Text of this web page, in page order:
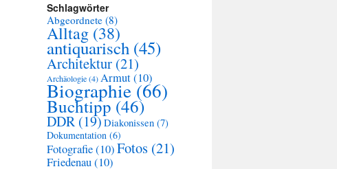
Schlagwörter
Abgeordnete (8)
Alltag (38)
antiquarisch (45)
Architektur (21)
Archäologie(4)Armut(10)
Biographie(66)
Buchtipp (46)
DDR (19) Diakonissen (7)
Dokumentation (6)
Fotografie(10)Fotos (21)
Friedenau(10)